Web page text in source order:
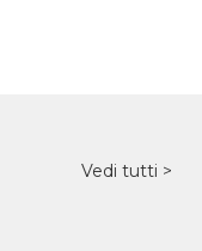
Vedi tutti